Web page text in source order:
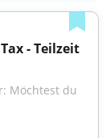
- Teilzeit
Möchtest du